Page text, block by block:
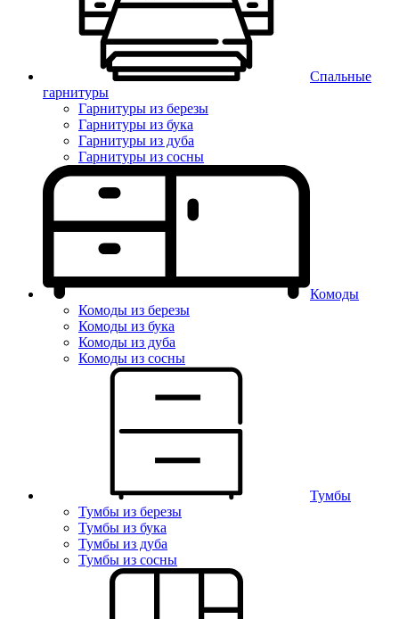
Спальные
гарнитуры
Гарнитуры из березы
Гарнитуры из бука
Гарнитуры из дуба
Гарнитуры из сосны
Комоды
Комоды из березы
Комоды из бука
Комоды из дуба
Комоды из сосны
Тумбы
Тумбы из березы
Тумбы из бука
Тумбы из дуба
Тумбы из сосны